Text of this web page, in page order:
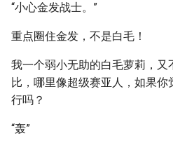
“小心金发战士。”
重点圈住金发，不是白毛！
我一个弱小无助的白毛萝莉，
比，哪里像超级赛亚人，如果
行吗？
“轰”